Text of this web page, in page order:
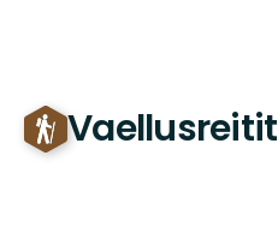
Vaellusreitit